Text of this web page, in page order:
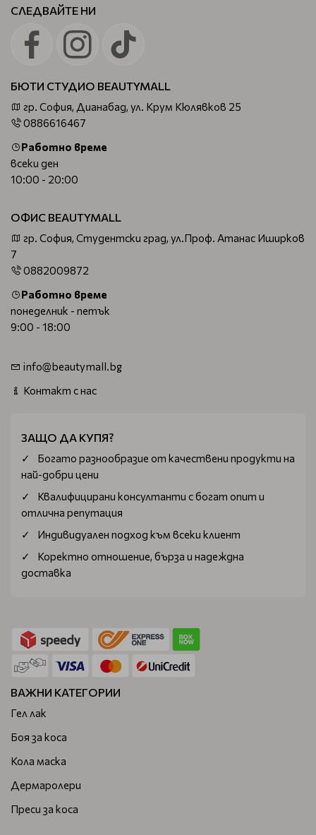
СЛЕДВАЙТЕ НИ
БЮТИ СТУДИО BEAUTYMALL
гр. София, Дианабад, ул. Крум Кюлявков 25
0886616467
Работно време
всеки ден
10:00 - 20:00
ОФИС BEAUTYMALL
гр. София, Студентски град, ул.Проф. Атанас Иширков
7
0882009872
Работно време
понеделник - петък
9:00 - 18:00
info@beautymall.bg
Контакт с нас
ЗАЩО ДА КУПЯ?
Богатo разнообразие от качествени продукти на
най-добри цени
Квалифицирани консултанти с богат опит и
отлична репутация
Индивидуален подход към всеки клиент
Коректно отношение, бърза и надеждна
доставка
ВАЖНИ КАТЕГОРИИ
Гел лак
Боя за коса
Кола маска
Дермаролери
Преси за коса